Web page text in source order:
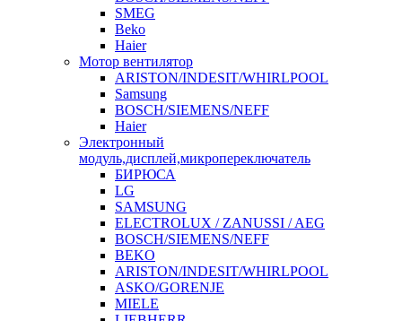
SMEG
Beko
Haier
Мотор вентилятор
ARISTON/INDESIT/WHIRLPOOL
Samsung
BOSCH/SIEMENS/NEFF
Haier
Электронный
модуль,дисплей,микропереключатель
БИРЮСА
LG
SAMSUNG
ELECTROLUX / ZANUSSI / AEG
BOSCH/SIEMENS/NEFF
BEKO
ARISTON/INDESIT/WHIRLPOOL
ASKO/GORENJE
MIELE